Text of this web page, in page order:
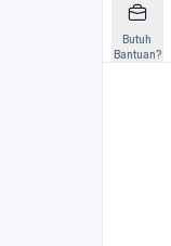
Butuh
Bantuan?